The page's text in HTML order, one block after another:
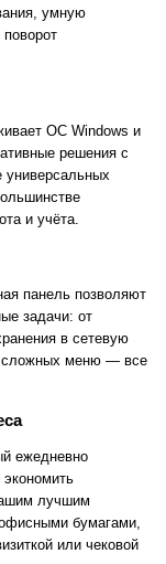
умную
ОС Windows и
решения с
и учёта.
панель позволяют
задачи: от
в сетевую
сложных меню — все
ежедневно
лучшим
бумагами,
или чековой